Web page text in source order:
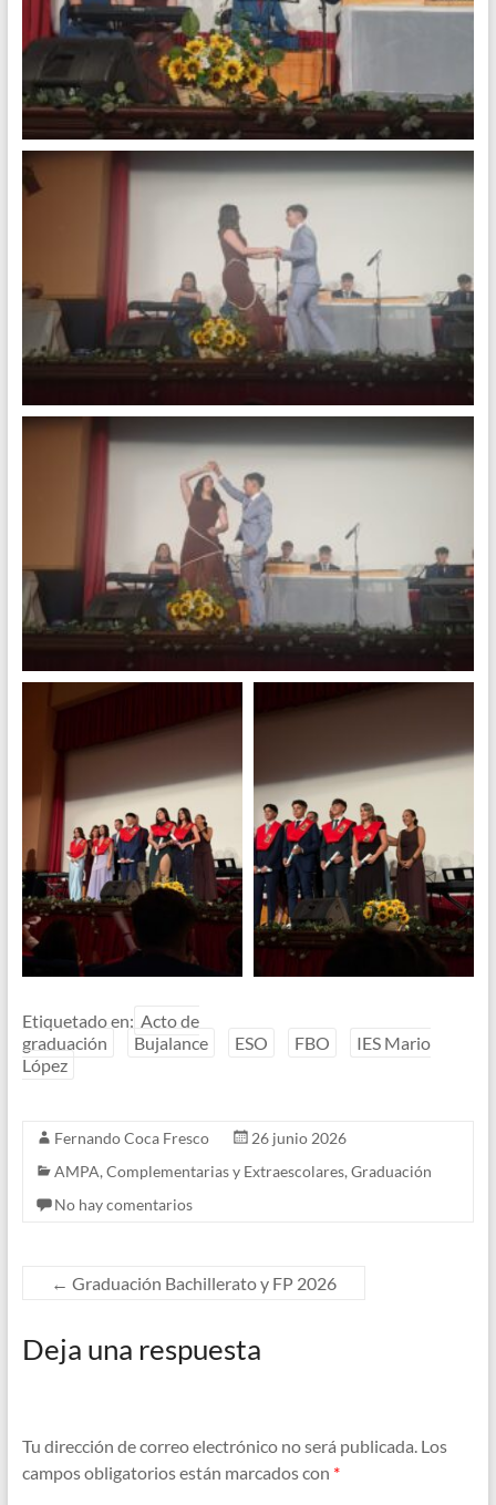
Etiquetado en: Acto de
graduación
Bujalance ESO FBO
IES Mario
López
Fernando Coca Fresco
26 junio 2026
AMPA, Complementarias y Extraescolares, Graduación
No hay comentarios
← Graduación Bachillerato y FP 2026
Deja una respuesta
Tu dirección de correo electrónico no será publicada. Los
campos obligatorios están marcados con *